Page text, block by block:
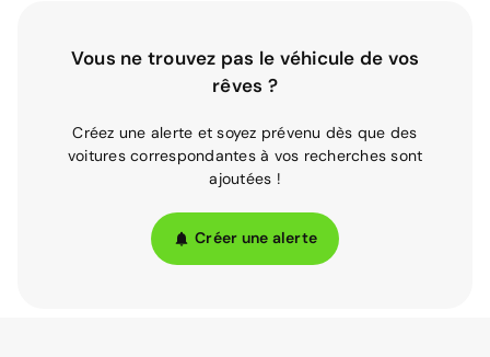
Vous ne trouvez pas le véhicule de vos
rêves ?
Créez une alerte et soyez prévenu dès que des
voitures correspondantes à vos recherches sont
ajoutées !
Créer une alerte